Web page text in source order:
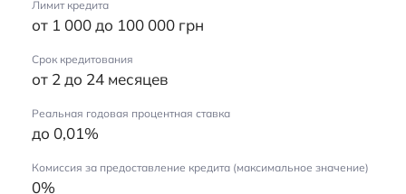
Лимит кредита
от 1 000 до 100 000 грн
Срок кредитования
от 2 до 24 месяцев
Реальная годовая процентная ставка
до 0,01%
Комиссия за предоставление кредита (максимальное значение)
0%